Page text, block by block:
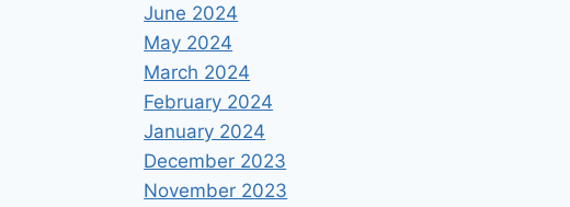
June 2024
May 2024
March 2024
February 2024
January 2024
December 2023
November 2023